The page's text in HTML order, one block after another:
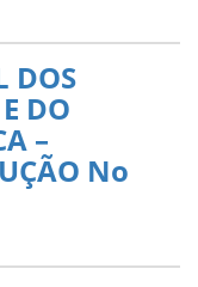
DOS
DO
–
No